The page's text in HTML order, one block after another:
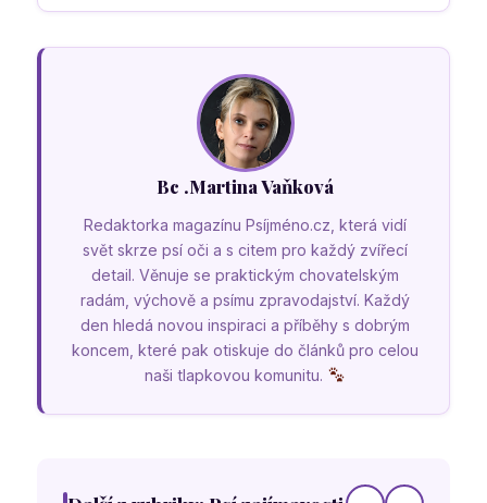
Bc .Martina Vaňková
Redaktorka magazínu Psíjméno.cz, která vidí
svět skrze psí oči a s citem pro každý zvířecí
detail. Věnuje se praktickým chovatelským
radám, výchově a psímu zpravodajství. Každý
den hledá novou inspiraci a příběhy s dobrým
koncem, které pak otiskuje do článků pro celou
naši tlapkovou komunitu.